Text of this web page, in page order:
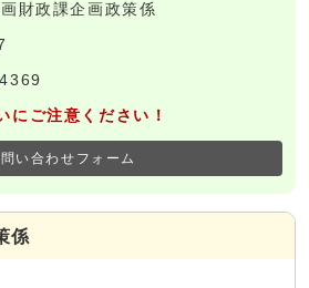
財政課企画政策係
にご注意ください！
い合わせフォーム
係